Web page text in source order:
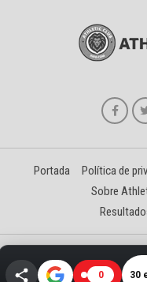
Portada Política de
Sobre
Creado y
0 30